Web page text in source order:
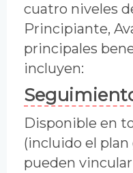
cuatro niveles
Principiante,
principales
incluyen:
Disponible en
(incluido el
pueden